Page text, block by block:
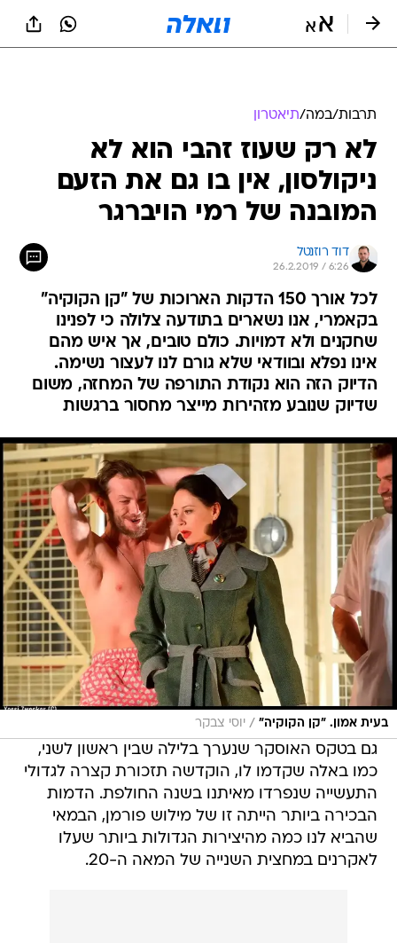
תרבות/במה/תיאטרון
לא רק שעוז זהבי הוא לא
ניקולסון, אין בו גם את הזעם
המובנה של רמי הויברגר
דוד רוזנטל
26.2.2019 / 6:26
לכל אורך 150 הדקות הארוכות של "קן הקוקיה"
בקאמרי, אנו נשארים בתודעה צלולה כי לפנינו
שחקנים ולא דמויות. כולם טובים, אך איש מהם
אינו נפלא ובוודאי שלא גורם לנו לעצור נשימה.
הדיוק הזה הוא נקודת התורפה של המחזה, משום
שדיוק שנובע מזהירות מייצר מחסור ברגשות
בעית אמון. "קן הקוקיה" / יוסי צבקר
גם בטקס האוסקר שנערך בלילה שבין ראשון לשני,
כמו באלה שקדמו לו, הוקדשה תזכורת קצרה לגדולי
התעשייה שנפרדו מאיתנו בשנה החולפת. הדמות
הבכירה ביותר הייתה זו של מילוש פורמן, הבמאי
שהביא לנו כמה מהיצירות הגדולות ביותר שעלו
לאקרנים במחצית השנייה של המאה ה-20.